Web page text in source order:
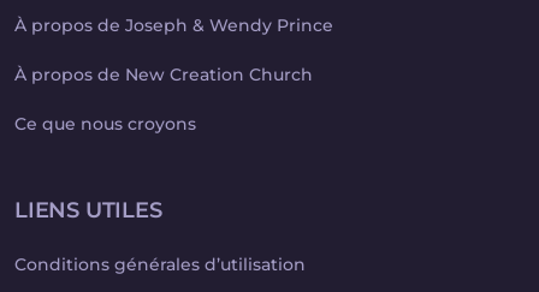
À propos de Joseph & Wendy Prince
À propos de New Creation Church
Ce que nous croyons
LIENS UTILES
Conditions générales d’utilisation